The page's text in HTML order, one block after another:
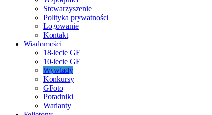
Stowarzyszenie
Polityka prywatności
Logowanie
Kontakt
Wiadomości
18-lecie GF
10-lecie GF
Wywiady
Konkursy
GFoto
Poradniki
Warianty